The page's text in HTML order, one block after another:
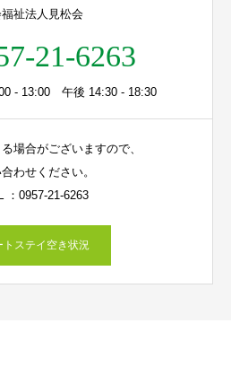
祉法人見松会
21-6263
- 13:00 午後 14:30 - 18:30
場合がございますので、
わせください。
：0957-21-6263
トステイ空き状況